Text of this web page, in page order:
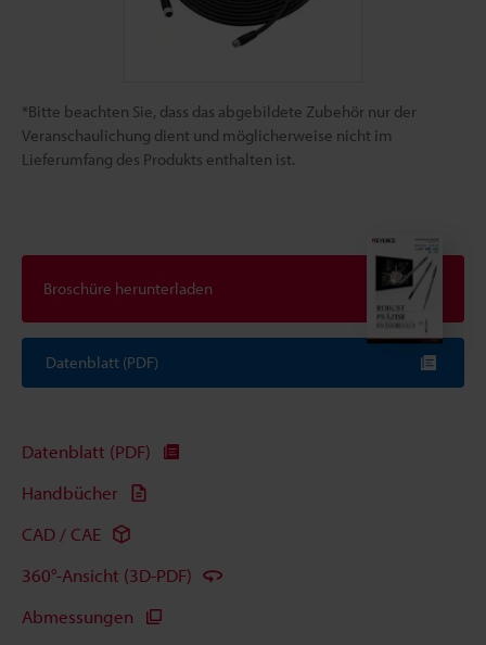
*Bitte beachten Sie, dass das abgebildete Zubehör nur der
Veranschaulichung dient und möglicherweise nicht im
Lieferumfang des Produkts enthalten ist.
Broschüre herunterladen
Datenblatt (PDF)
Datenblatt (PDF)
Handbücher
CAD / CAE
360°-Ansicht (3D-PDF)
Abmessungen